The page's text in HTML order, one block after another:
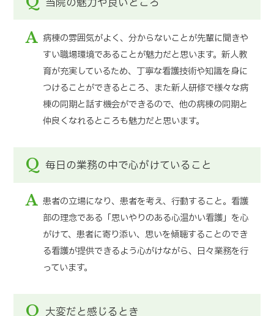
A 病棟の雰囲気がよく、分からないことが先輩に聞きや
すい職場環境であることが魅力だと思います。新人教
育が充実しているため、丁寧な看護技術や知識を身に
つけることができるところ、また新人研修で様々な病
棟の同期と話す機会ができるので、他の病棟の同期と
仲良くなれるところも魅力だと思います。
Q 毎日の業務の中で心がけていること
A 患者の立場になり、患者を考え、行動すること。看護
部の理念である「思いやりのある心温かい看護」を心
がけて、患者に寄り添い、思いを傾聴することのでき
る看護が提供できるよう心がけながら、日々業務を行
っています。
Q 大変だと感じるとき